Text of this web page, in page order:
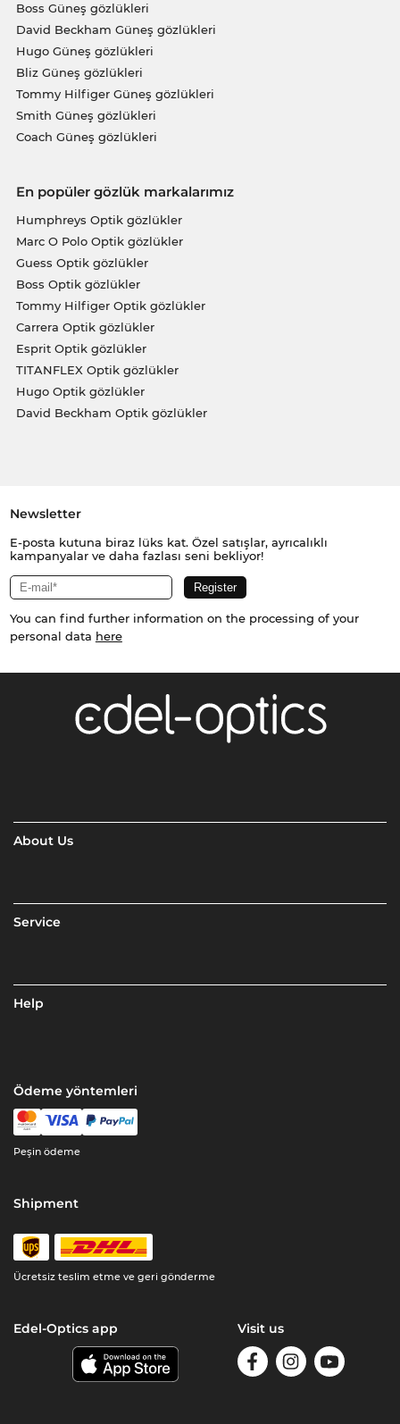
Boss Güneş gözlükleri
David Beckham Güneş gözlükleri
Hugo Güneş gözlükleri
Bliz Güneş gözlükleri
Tommy Hilfiger Güneş gözlükleri
Smith Güneş gözlükleri
Coach Güneş gözlükleri
En popüler gözlük markalarımız
Humphreys Optik gözlükler
Marc O Polo Optik gözlükler
Guess Optik gözlükler
Boss Optik gözlükler
Tommy Hilfiger Optik gözlükler
Carrera Optik gözlükler
Esprit Optik gözlükler
TITANFLEX Optik gözlükler
Hugo Optik gözlükler
David Beckham Optik gözlükler
Newsletter
E-posta kutuna biraz lüks kat. Özel satışlar, ayrıcalıklı
kampanyalar ve daha fazlası seni bekliyor!
You can find further information on the processing of your
personal data here
About Us
Service
Help
Ödeme yöntemleri
Peşin ödeme
Shipment
Ücretsiz teslim etme ve geri gönderme
Edel-Optics app Visit us